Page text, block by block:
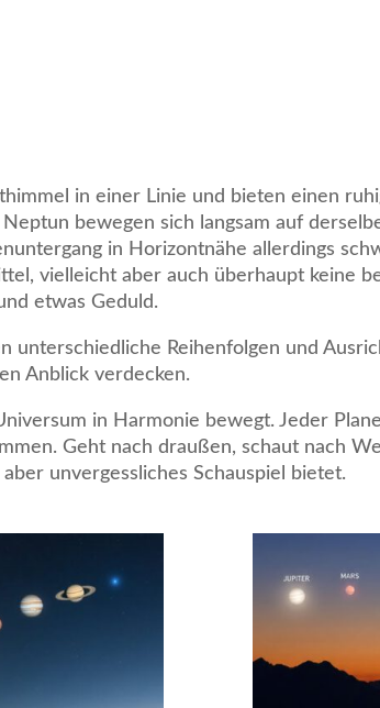
in einer Linie und bieten einen
bewegen sich langsam auf
in Horizontnähe allerdings
vielleicht aber auch überhaupt keine
etwas Geduld.
Reihenfolgen und
Anblick verdecken.
in Harmonie bewegt. Jeder
Geht nach draußen, schaut nach
unvergessliches Schauspiel bietet.